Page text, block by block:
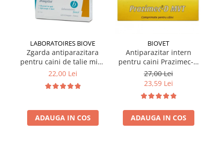
LABORATOIRES BIOVE
Zgarda antiparazitara
pentru caini de talie mica
Biove 60 cm
22,00 Lei
ADAUGA IN COS
BIOVET
Antiparazitar intern
pentru caini Prazimec-D
MVT 4 comprimate
27,00 Lei
23,59 Lei
ADAUGA IN COS